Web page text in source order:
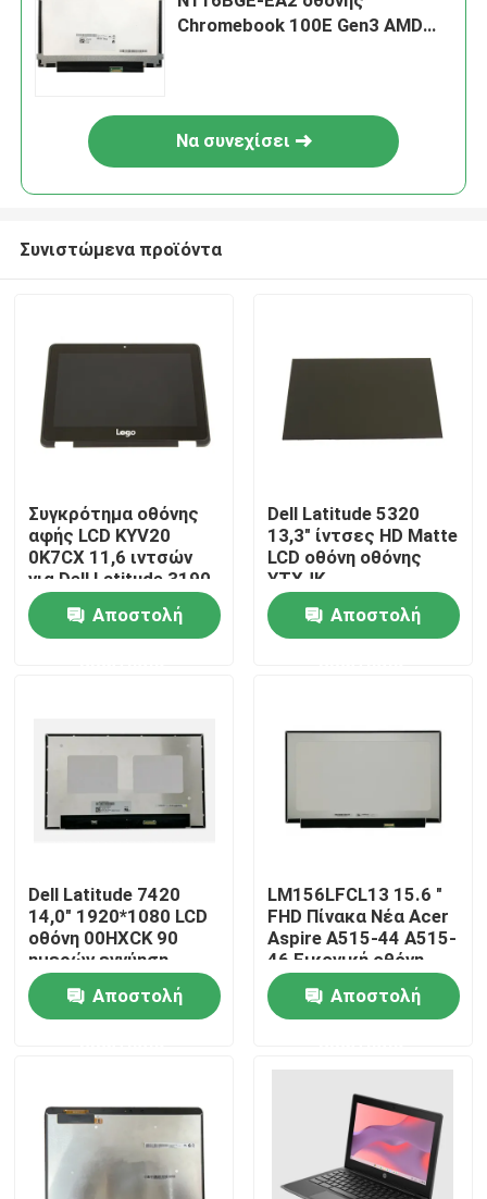
Σπίτι
Σχετικά με εμάς
Προϊόντα
Αντικατάσταση οθόνης Lenovo LCD
Αντικατάσταση οθόνης της Dell LCD
Αντικατάσταση οθόνης Acer LCD
Αντικατάσταση οθόνης Macbook LCD
Chromebook 100E Gen3 AMD
Να συνεχίσει
Συνιστώμενα προϊόντα
Συγκρότημα οθόνης
αφής LCD KYV20
0K7CX 11,6 ιντσών
για Dell Latitude 3190
2-in-1
Αποστολή
Dell Latitude 5320
13,3" ίντσες HD Matte
LCD οθόνη οθόνης
YTXJK
Αποστολή
Dell Latitude 7420
14,0" 1920*1080 LCD
οθόνη 00HXCK 90
ημερών εγγύηση
Αποστολή
LM156LFCL13 15.6 "
FHD Πίνακα Νέα Acer
Aspire A515-44 A515-
46 Εικονική οθόνη
LCD
Αποστολή